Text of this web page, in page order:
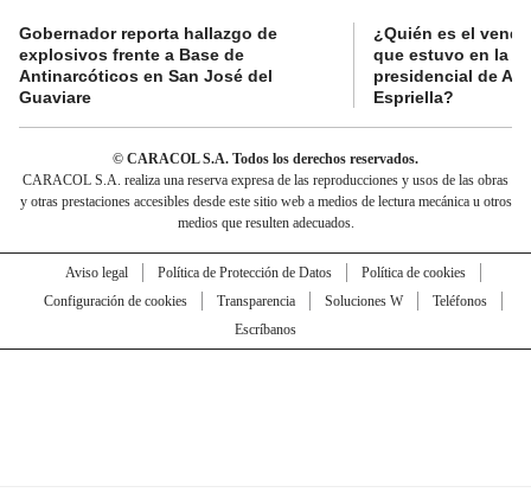
Gobernador reporta hallazgo de
explosivos frente a Base de
Antinarcóticos en San José del
Guaviare
¿Quién es el
que estuvo en la
presidencial de
Espriella?
© CARACOL S.A. Todos los derechos reservados.
CARACOL S.A. realiza una reserva expresa de las reproducciones y usos de las obras
y otras prestaciones accesibles desde este sitio web a medios de lectura mecánica u otros
medios que resulten adecuados.
Aviso legal Política de Protección de Datos
Política de cookies
Configuración de cookies
Transparencia Soluciones W
Teléfonos
Escríbanos